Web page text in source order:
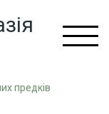
предків